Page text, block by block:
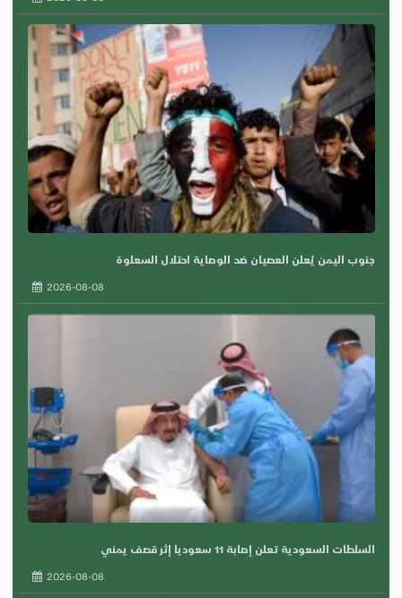
جنوب اليمن يُعلن العصيان ضد الوصاية احتلال السعلوة
2026-08-08
السلطات السعودية تعلن إصابة 11 سعوديا إثر قصف يمني
2026-08-08